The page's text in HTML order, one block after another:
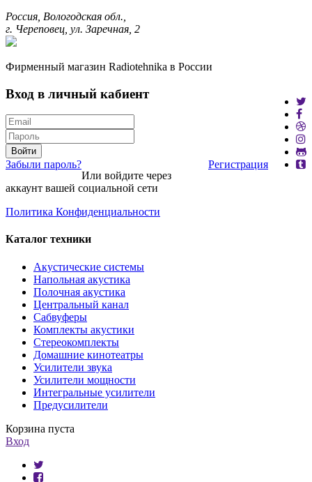
Россия, Вологодская обл.,
г. Череповец, ул. Заречная, 2
Фирменный магазин Radiotehnika в России
Вход в личный кабиент
Войти
Забыли пароль?
Регистрация
Или войдите через
аккаунт вашей социальной сети
Политика Конфиденциальности
Каталог техники
Акустические системы
Напольная акустика
Полочная акустика
Центральный канал
Сабвуферы
Комплекты акустики
Стереокомплекты
Домашние кинотеатры
Усилители звука
Усилители мощности
Интегральные усилители
Предусилители
Корзина пуста
Вход